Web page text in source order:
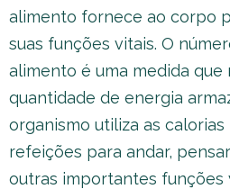
alimento fornece ao corpo
suas funções vitais. O
alimento é uma medida que
quantidade de energia
organismo utiliza as
refeições para andar,
outras importantes funções